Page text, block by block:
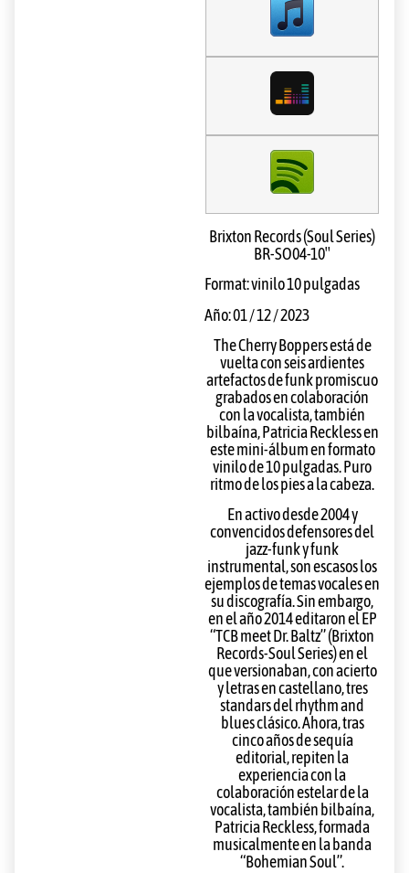
Brixton Records (Soul Series)
BR-SO04-10″
Format: vinilo 10 pulgadas
Año: 01 / 12 / 2023
The Cherry Boppers está de
vuelta con seis ardientes
artefactos de funk promiscuo
grabados en colaboración
con la vocalista, también
bilbaína, Patricia Reckless en
este mini-álbum en formato
vinilo de 10 pulgadas. Puro
ritmo de los pies a la cabeza.
En activo desde 2004 y
convencidos defensores del
jazz-funk y funk
instrumental, son escasos los
ejemplos de temas vocales en
su discografía. Sin embargo,
en el año 2014 editaron el EP
“TCB meet Dr. Baltz” (Brixton
Records-Soul Series) en el
que versionaban, con acierto
y letras en castellano, tres
standars del rhythm and
blues clásico. Ahora, tras
cinco años de sequía
editorial, repiten la
experiencia con la
colaboración estelar de la
vocalista, también bilbaína,
Patricia Reckless, formada
musicalmente en la banda
“Bohemian Soul”.